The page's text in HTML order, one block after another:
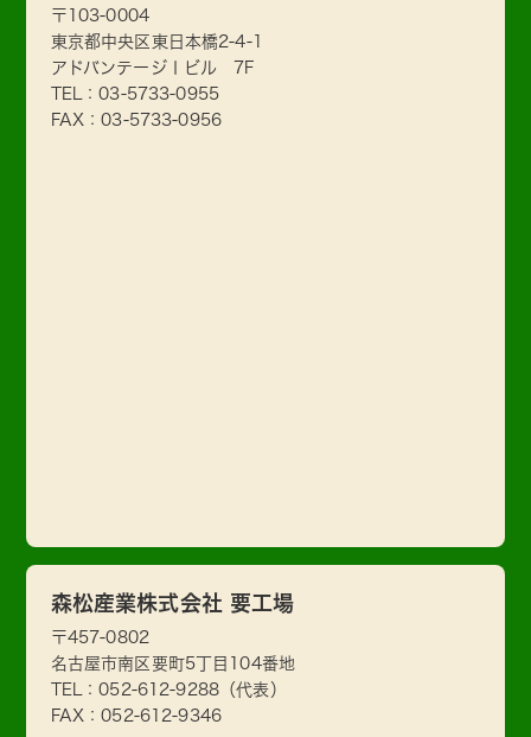
〒103-0004
東京都中央区東日本橋2-4-1
アドバンテージⅠビル 7F
TEL：03-5733-0955
FAX：03-5733-0956
森松産業株式会社 要工場
〒457-0802
名古屋市南区要町5丁目104番地
TEL：052-612-9288 （代表）
FAX：052-612-9346